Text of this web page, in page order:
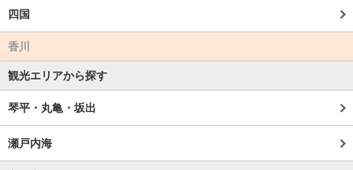
四国
香川
観光エリアから探す
琴平・丸亀・坂出
瀬戸内海